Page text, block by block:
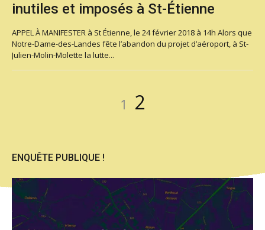
inutiles et imposés à St-Étienne
APPEL À MANIFESTER à St Étienne, le 24 février 2018 à 14h Alors que
Notre-Dame-des-Landes fête l’abandon du projet d’aéroport, à St-
Julien-Molin-Molette la lutte...
Page
1 Page
2
ENQUÊTE PUBLIQUE !